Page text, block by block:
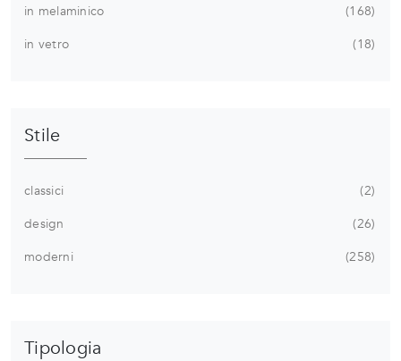
in melaminico
168
in vetro
18
Stile
classici
2
design
26
moderni
258
Tipologia